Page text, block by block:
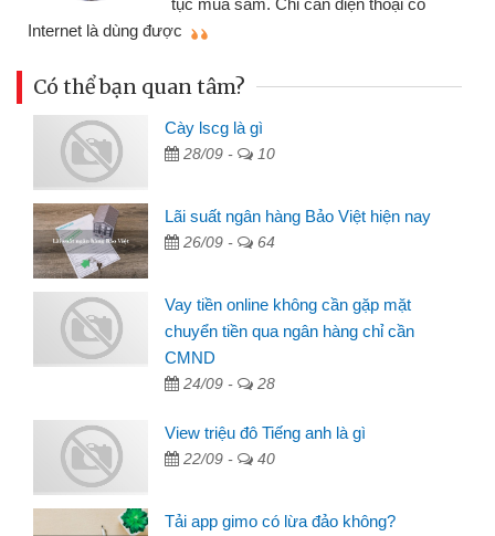
Có thể bạn quan tâm?
Cày lscg là gì
28/09 - 10
Lãi suất ngân hàng Bảo Việt hiện nay
26/09 - 64
Vay tiền online không cần gặp mặt
chuyển tiền qua ngân hàng chỉ cần
CMND
24/09 - 28
View triệu đô Tiếng anh là gì
22/09 - 40
Tải app gimo có lừa đảo không?